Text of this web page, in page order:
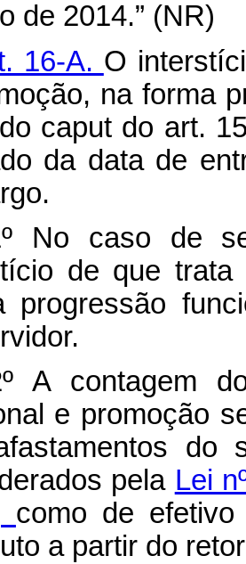
de 2014.” (NR)
16-A. O
na forma
caput do art.
da data de
No caso de
de que
progressão
A contagem
e promoção
do
pela Lei
como de
a partir do